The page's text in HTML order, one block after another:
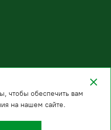
200-78-15
чтобы обеспечить вам
на нашем сайте.